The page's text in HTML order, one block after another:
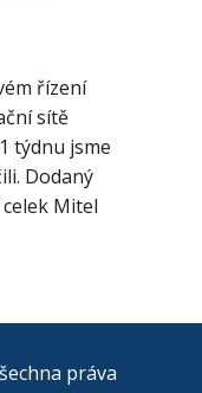
řízení
sítě
týdnu jsme
Dodaný
Mitel
práva